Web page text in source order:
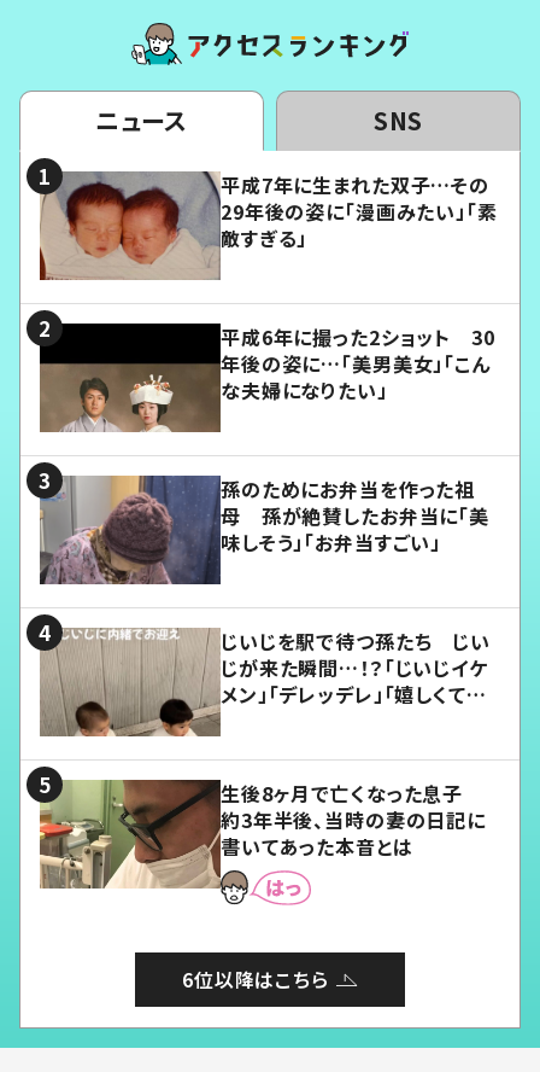
ニュース SNS
平成7年に生まれた双子…その
29年後の姿に「漫画みたい」「素
敵すぎる」
平成6年に撮った2ショット 30
年後の姿に…「美男美女」「こん
な夫婦になりたい」
孫のためにお弁当を作った祖
母 孫が絶賛したお弁当に「美
味しそう」「お弁当すごい」
じいじを駅で待つ孫たち じい
じが来た瞬間…！？「じいじイケ
メン」「デレッデレ」「嬉しくて可
生後8ヶ月で亡くなった息子
約3年半後、当時の妻の日記に
書いてあった本音とは
6位以降はこちら